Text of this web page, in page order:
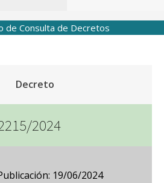
de Consulta de Decretos
Decreto
2024
19/06/2024